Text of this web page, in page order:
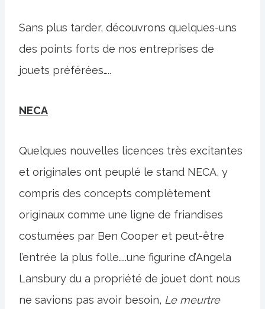
Sans plus tarder, découvrons quelques-uns
des points forts de nos entreprises de
jouets préférées…..
NECA
Quelques nouvelles licences très excitantes
et originales ont peuplé le stand NECA, y
compris des concepts complètement
originaux comme une ligne de friandises
costumées par Ben Cooper et peut-être
l’entrée la plus folle…..une figurine d’Angela
Lansbury du a propriété de jouet dont nous
ne savions pas avoir besoin, Le meurtre